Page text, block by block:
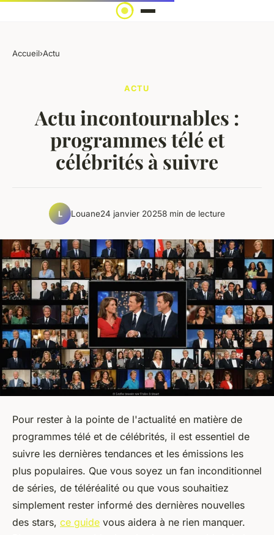
Accueil›Actu
ACTU
Actu incontournables :
programmes télé et
célébrités à suivre
L Louane24 janvier 20258 min de lecture
Pour rester à la pointe de l'actualité en matière de
programmes télé et de célébrités, il est essentiel de
suivre les dernières tendances et les émissions les
plus populaires. Que vous soyez un fan inconditionnel
de séries, de téléréalité ou que vous souhaitiez
simplement rester informé des dernières nouvelles
des stars, ce guide vous aidera à ne rien manquer.